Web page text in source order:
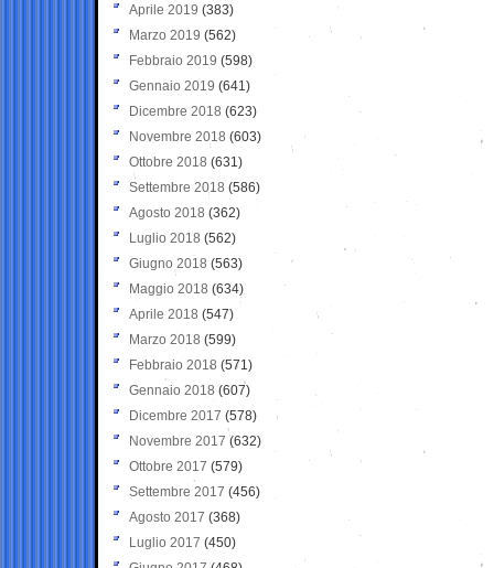
Aprile 2019 (383)
Marzo 2019 (562)
Febbraio 2019 (598)
Gennaio 2019 (641)
Dicembre 2018 (623)
Novembre 2018 (603)
Ottobre 2018 (631)
Settembre 2018 (586)
Agosto 2018 (362)
Luglio 2018 (562)
Giugno 2018 (563)
Maggio 2018 (634)
Aprile 2018 (547)
Marzo 2018 (599)
Febbraio 2018 (571)
Gennaio 2018 (607)
Dicembre 2017 (578)
Novembre 2017 (632)
Ottobre 2017 (579)
Settembre 2017 (456)
Agosto 2017 (368)
Luglio 2017 (450)